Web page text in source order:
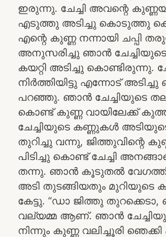
ഇരുന്നു. ചേച്ചി അവന്റെ
എടുത്തു അടിച്ചു കൊടുത്തു
എന്റെ കുണ്ണ നന്നായി ചപ്പി
അനുസരിച്ചു ഞാൻ ചേച്ചിയുടെ
കയറ്റി അടിച്ചു കൊണ്ടിരുന്നു.
നിർത്തിയിട്ടു എന്നോട് അടിച്ചു
പറഞ്ഞു. ഞാൻ ചേച്ചിയുടെ
കൊണ്ട് കുണ്ണ വായിലേക്ക്
ചേച്ചിയുടെ കണ്ണുകൾ
തുറിച്ചു വന്നു, ജിത്തുവിന്റെ
പിടിച്ചു കൊണ്ട് ചേച്ചി
തന്നു. ഞാൻ കൂടുതൽ
അടി തുടങ്ങിയതും മുറിയുടെ
കേട്ടു. “ഡാ ജിത്തു തുറക്കെടാ,
വല്യമ്മ ആണ്. ഞാൻ
നിന്നും കുണ്ണ വലിച്ചൂരി ഞെക്കി